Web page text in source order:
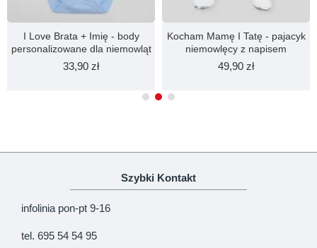
I Love Brata + Imię - body
personalizowane dla niemowląt
33,90 zł
Kocham Mamę I Tatę - pajacyk
niemowlęcy z napisem
49,90 zł
Szybki Kontakt
infolinia pon-pt 9-16
tel. 695 54 54 95